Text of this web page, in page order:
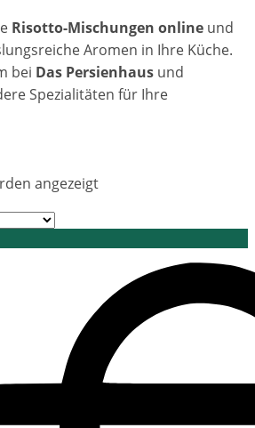
Risotto-Mischungen online und
Aromen in Ihre Küche.
bei Das Persienhaus und
Spezialitäten für Ihre
angezeigt